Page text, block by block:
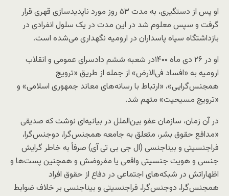
او پس از دستگیری، به مدت ۵۳ روز مورد ناپدیدسازی قهری قرار
گرفت و سپس معلوم شد در این مدت در یک سلول انفرادی در
بازداشتگاه سپاه پاسداران در ارومیه نگهداری می‌شده است.
او در ۲۶ دی‌ ماه ۱۴۰۰در شعبه ششم دادسرای عمومی و انقلاب
ارومیه به «افساد فی‌الارض» از جمله از طریق «ترویج
همجنس‌گرایی»، «ارتباط با رسانه‌های معاند جمهوری اسلامی» و
«ترویج مسیحیت» متهم شد.
در آن زمان، سازمان عفو بین‌الملل در بیانیه‌ای نوشت که صدیقی
«مدافع حقوق بشر، متعلق به جامعه همجنس‌گرا، دوجنس‌گرا،
فراجنسیتی و بیناجنسی (ال جی بی تی آی) صرفاً به خاطر گرایش
جنسی و هویت جنسیتی واقعی یا مفروضش و همچنین پست‌ها و
اظهاراتش در شبکه‌های اجتماعی در دفاع از حقوق افراد
همجنس‌گرا، دوجنس‌گرا، فراجنسیتی و بیناجنسی بر خلاف ضوابط